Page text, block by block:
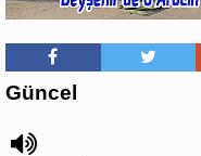
Güncel